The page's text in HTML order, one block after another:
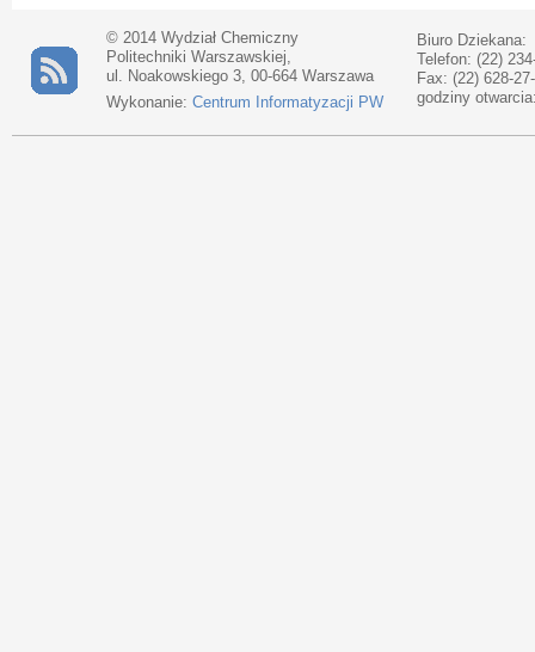
© 2014 Wydział Chemiczny
Politechniki Warszawskiej,
ul. Noakowskiego 3, 00-664 Warszawa
Wykonanie: Centrum Informatyzacji PW
Biuro Dziekana:
Telefon: (22)
Fax: (22) 628-
godziny